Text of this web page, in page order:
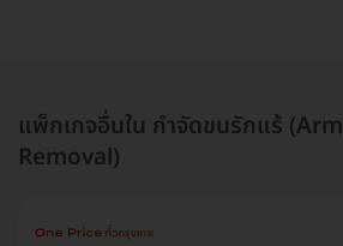
แพ็กเกจอื่นใน กำจัดขนรักแร้
Removal)